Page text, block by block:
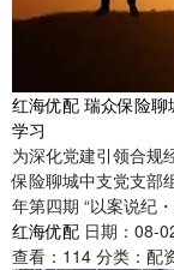
红海优配 瑞众保险
学习
为深化党建引领合规
保险聊城中支党支部
年第四期 “以案说纪
红海优配 日期：08-
查看： 114 分类： 配